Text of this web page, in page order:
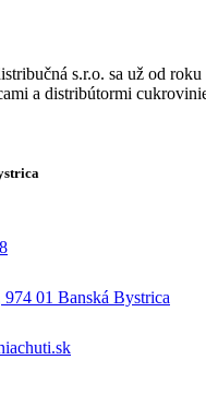
s.r.o. sa už od
a distribútormi
974 01 Banská Bystrica